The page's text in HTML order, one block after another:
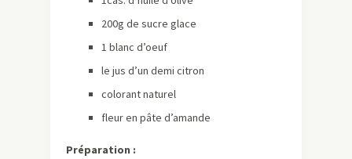
200g de sucre glace
1 blanc d’oeuf
le jus d’un demi citron
colorant naturel
fleur en pâte d’amande
Préparation :